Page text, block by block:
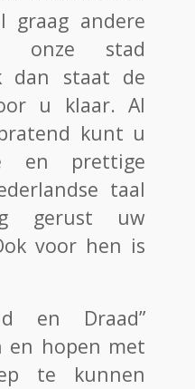
andere
onze stad
dan staat de
u klaar. Al
kunt u
en prettige
taal
gerust uw
voor hen is
en Draad”
en hopen met
te kunnen